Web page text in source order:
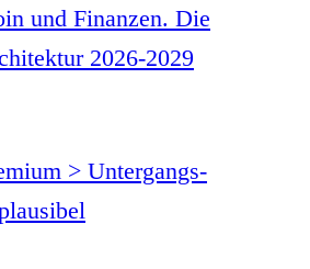
und Finanzen. Die
2026-2029
> Untergangs-